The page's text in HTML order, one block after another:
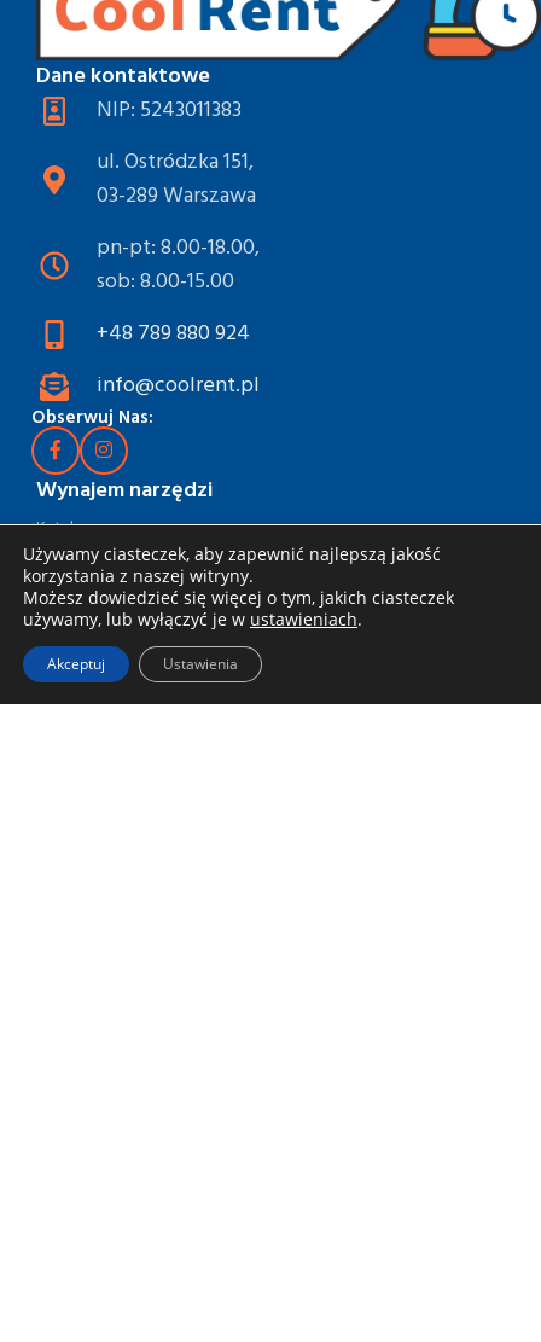
Dane kontaktowe
NIP: 5243011383
ul. Ostródzka 151,
03-289 Warszawa
pn-pt: 8.00-18.00,
sob: 8.00-15.00
+48 789 880 924
info@coolrent.pl
Obserwuj Nas:
Wynajem narzędzi
Katalog
Rabaty i akcje
Jak wynająć
Dostawa i odbiór
Używamy ciasteczek, aby zapewnić najlepszą jakość
korzystania z naszej witryny.
Możesz dowiedzieć się więcej o tym, jakich ciasteczek
używamy, lub wyłączyć je w ustawieniach.
Akceptuj Ustawienia